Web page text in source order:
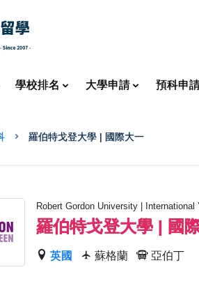
學校排名 大學申請 預科申
羅伯特戈登大學 | 國際大一
Robert Gordon University | International
羅伯特戈登大學 | 國
英國 蘇格蘭 亞伯丁